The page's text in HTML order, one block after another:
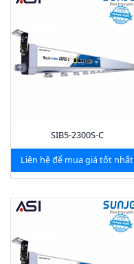
SIB5-2300S-C
Liên hệ để mua giá tốt nhất